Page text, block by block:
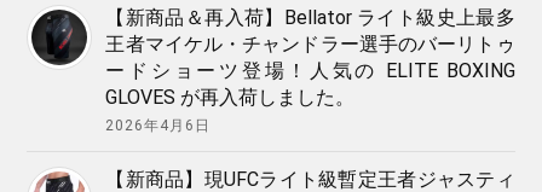
【新商品＆再入荷】Bellator ライト級史上最多
王者マイケル・チャンドラー選手のバーリトゥ
ードショーツ登場！人気の ELITE BOXING
GLOVES が再入荷しました。
2026年4月6日
【新商品】現UFCライト級暫定王者ジャスティ